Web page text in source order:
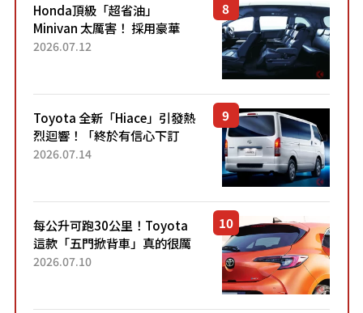
Honda頂級「超省油」
Minivan 太厲害！ 採用豪華
「真皮座椅」與專屬「黑色內
「三...
2026.07.12
Toyota 全新「Hiace」引發熱
烈迴響！「終於有信心下訂
了！」「哪個等級交車最
車？...
2026.07.14
每公升可跑30公里！Toyota
這款「五門掀背車」真的很厲
害！ 擁有全長4.3公尺的「剛剛
2026.07.10